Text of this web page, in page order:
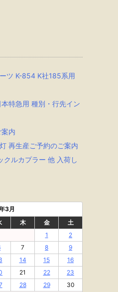
ツ K-854 K社185系用
特急用 種別・行先イン
案内
再生産ご予約のご案内
クルカプラー 他 入荷し
3月
木 金
土
1
2
7 8
9
14 15
16
21 22
23
28 29
30